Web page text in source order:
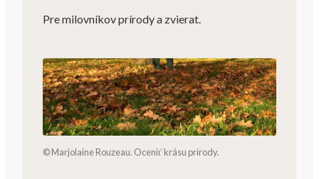
Pre milovníkov prírody a zvierat.
© Marjolaine Rouzeau. Oceniť krásu prírody.